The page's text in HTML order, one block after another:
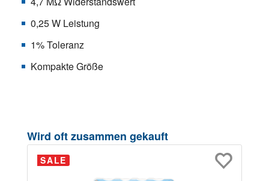
0,25 W Leistung
1% Toleranz
Kompakte Größe
Produktgalerie überspringen
Wird oft zusammen gekauft
SALE